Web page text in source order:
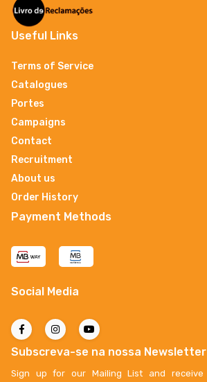
Useful Links
Terms of Service
Catalogues
Portes
Campaigns
Contact
Recruitment
About us
Order History
Payment Methods
Social Media
Subscreva-se na nossa Newsletter
Sign up for our Mailing List and receive